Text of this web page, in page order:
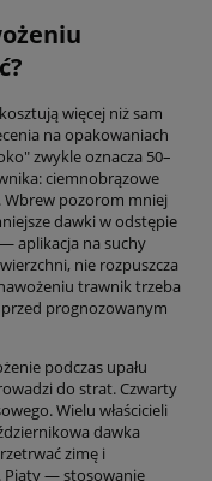
więcej niż sam
na opakowaniach
zwykle oznacza 50–
ciemnobrązowe
Wbrew pozorom mniej
dawki w odstępie
aplikacja na suchy
nie rozpuszcza
trawnik trzeba
przed prognozowanym
podczas upału
do strat. Czwarty
Wielu właścicieli
dawka
zimę i
Piąty — stosowanie